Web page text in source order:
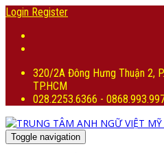
Login Register
320/2A Đông Hưng Thuận 2,
TP.HCM
028.2253.6366 -
Toggle navigation